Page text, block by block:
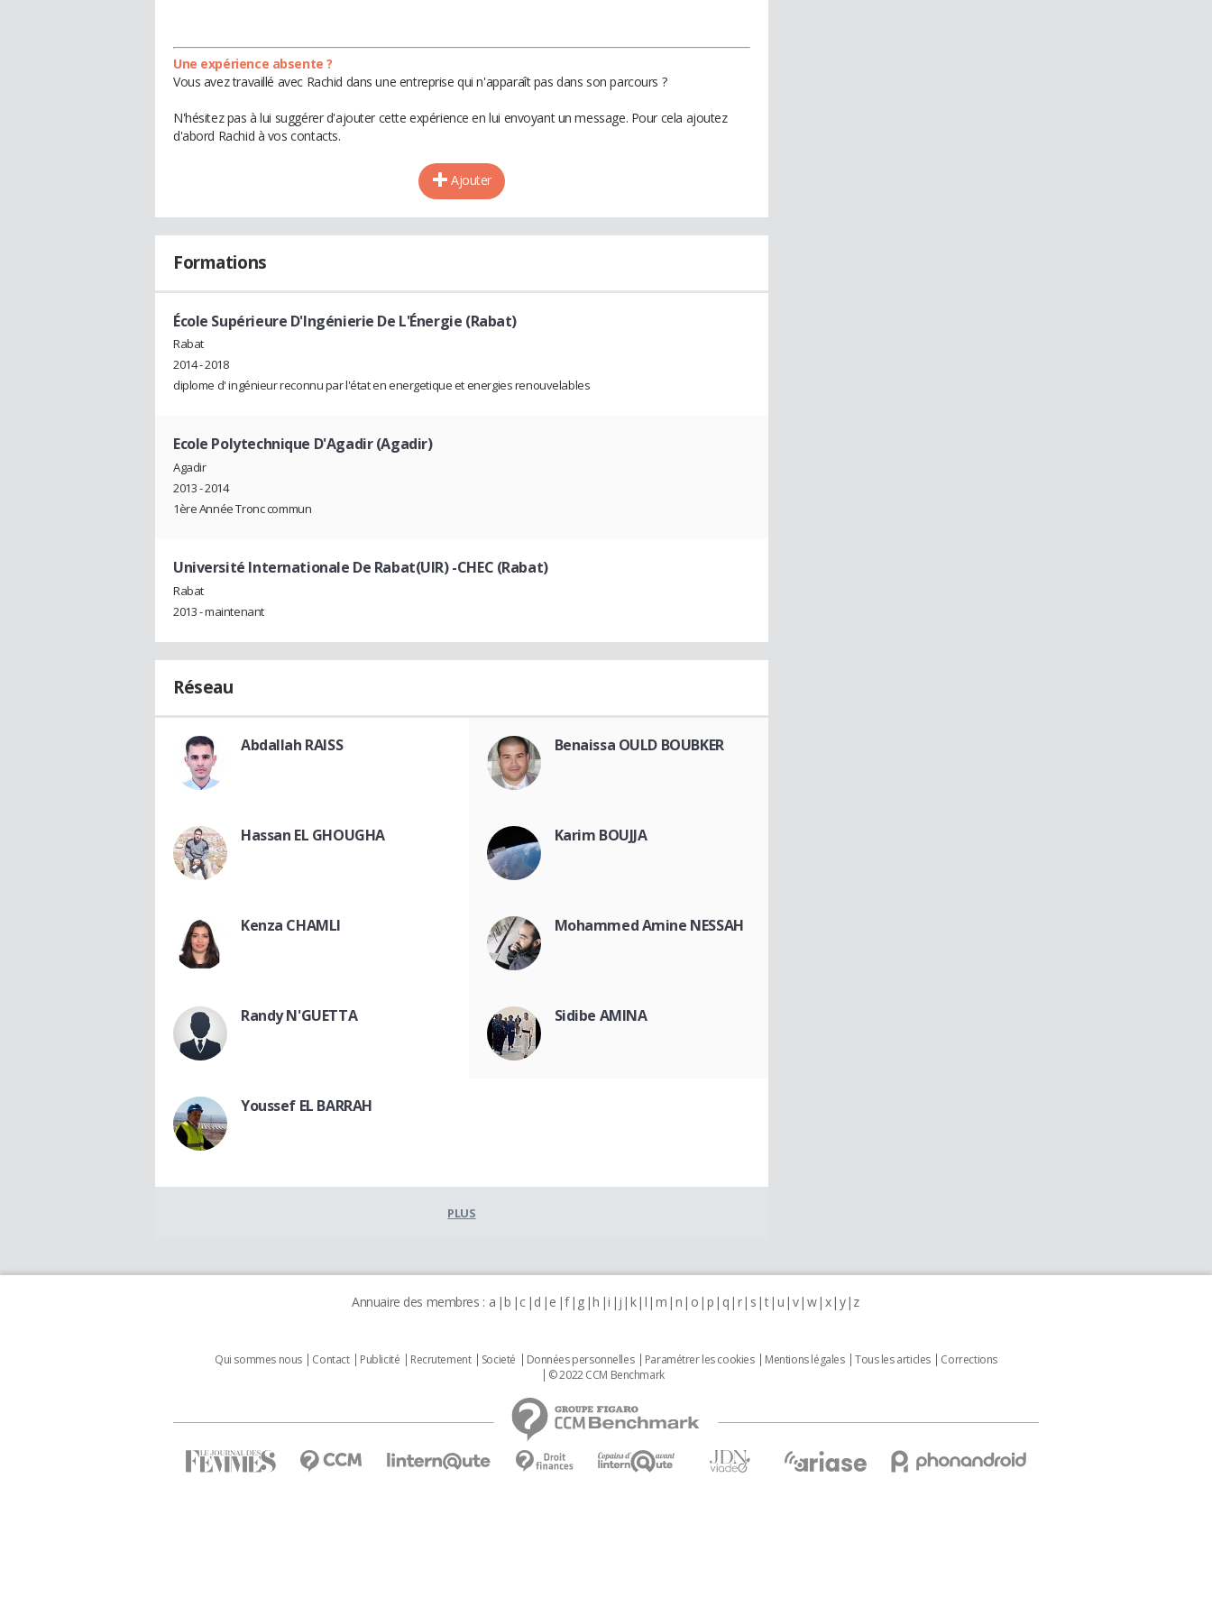
Une expérience absente ?
Vous avez travaillé avec Rachid dans une entreprise qui n'apparaît pas dans son parcours ?
N'hésitez pas à lui suggérer d'ajouter cette expérience en lui envoyant un message. Pour cela ajoutez
d'abord Rachid à vos contacts.
Ajouter
Formations
École Supérieure D'Ingénierie De L'Énergie (Rabat)
Rabat
2014 - 2018
diplome d' ingénieur reconnu par l'état en energetique et energies renouvelables
Ecole Polytechnique D'Agadir (Agadir)
Agadir
2013 - 2014
1ère Année Tronc commun
Université Internationale De Rabat(UIR) -CHEC (Rabat)
Rabat
2013 - maintenant
Réseau
Abdallah RAISS Benaissa OULD BOUBKER
Hassan EL GHOUGHA Karim BOUJJA
Kenza CHAMLI Mohammed Amine NESSAH
Randy N'GUETTA Sidibe AMINA
Youssef EL BARRAH
PLUS
Annuaire des membres : a b c d e f g h i j k l m n o p q r s t u v w x y z
Qui sommes nous Contact Publicité Recrutement Societé Données personnelles Paramétrer les cookies Mentions légales Tous les articles
Corrections
© 2022 CCM Benchmark